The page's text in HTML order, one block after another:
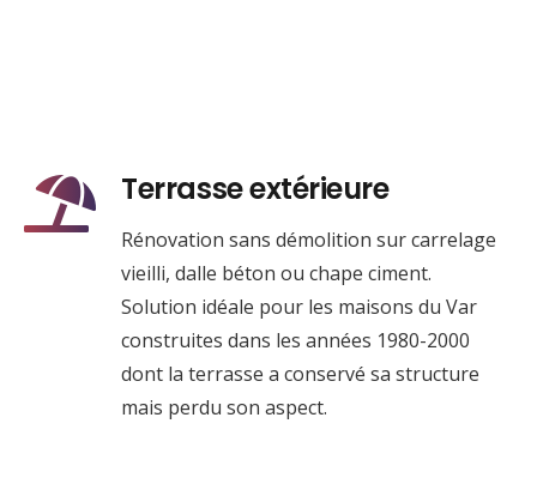
Terrasse extérieure
Rénovation sans démolition sur carrelage
vieilli, dalle béton ou chape ciment.
Solution idéale pour les maisons du Var
construites dans les années 1980-2000
dont la terrasse a conservé sa structure
mais perdu son aspect.